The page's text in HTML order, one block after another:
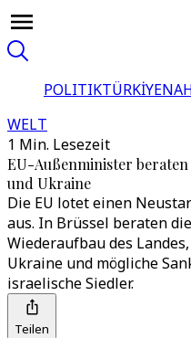
POLITIKTÜRKİYE
WELT
1 Min. Lesezeit
EU-Außenminister
und Ukraine
Die EU lotet einen
aus. In Brüssel beraten
Wiederaufbau des
Ukraine und mögliche
israelische Siedler.
Teilen